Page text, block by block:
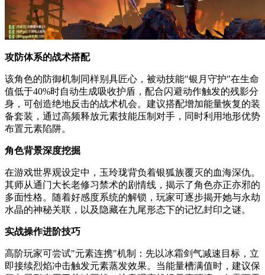
攻防体系的战术搭配
该角色的防御机制同样别具匠心，被动技能"银月守护"在生命
值低于40%时自动生成吸收护盾，配合闪避动作触发的残影分
身，可创造绝地反击的战术机会。建议搭配增加能量恢复的装
备套装，通过高频释放元素技能压制对手，同时利用地形优势
布置元素陷阱。
角色背景深度挖掘
在游戏世界观设定中，玉玲珑背负着银狐族覆灭的血海深仇。
其师从通门大长老修习禁术的剧情线，揭示了角色亦正亦邪的
多面性格。随着好感度系统的解锁，玩家可逐步揭开她与永劫
水晶的神秘关联，以及隐藏在九尾形态下的记忆封印之谜。
实战操作进阶技巧
高阶玩家可尝试"元素连携"机制：先以冰霜剑气减速目标，立
即接续烈焰冲击触发元素蒸发效果。当能量槽满值时，建议保